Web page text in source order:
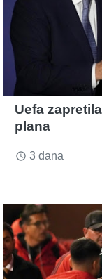
Uefa
plana
access_time 3 dana